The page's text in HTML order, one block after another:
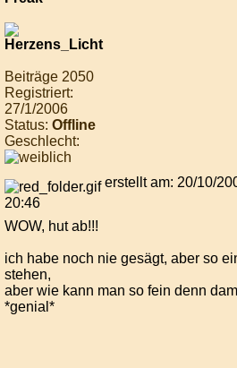
Beiträge 2050
Registriert:
27/1/2006
Status: Offline
Geschlecht:
erstellt am: 20/10/
20:46
WOW, hut ab!!!
ich habe noch nie gesägt, aber so
stehen,
aber wie kann man so fein denn
*genial*